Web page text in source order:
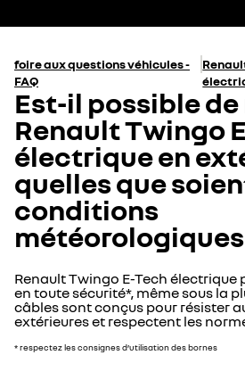
foire aux questions véhicules -
FAQ
Est-il possible
Renault Twingo
électrique en
quelles que
conditions
météorologiques
Renault Twingo E-Tech électrique
en toute sécurité*, même sous la
câbles sont conçus pour résister
extérieures et respectent les
* respectez les consignes d’utilisation des bornes